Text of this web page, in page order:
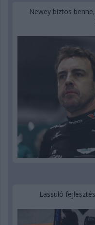
Newey biztos
Lassuló